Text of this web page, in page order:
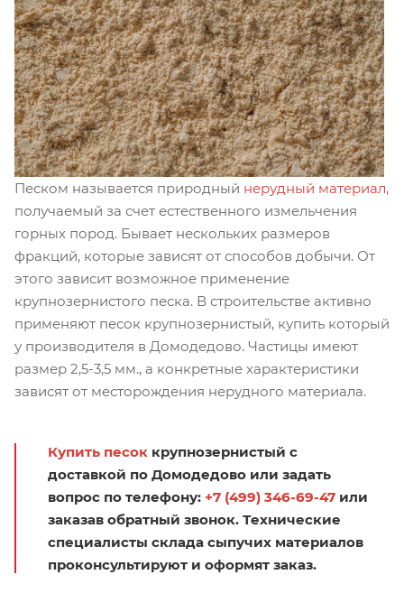
Песком называется природный нерудный материал,
получаемый за счет естественного измельчения
горных пород. Бывает нескольких размеров
фракций, которые зависят от способов добычи. От
этого зависит возможное применение
крупнозернистого песка. В строительстве активно
применяют песок крупнозернистый, купить который
у производителя в Домодедово. Частицы имеют
размер 2,5-3,5 мм., а конкретные характеристики
зависят от месторождения нерудного материала.
Купить песок крупнозернистый с
доставкой по Домодедово или задать
вопрос по телефону: +7 (499) 346-69-47 или
заказав обратный звонок. Технические
специалисты склада сыпучих материалов
проконсультируют и оформят заказ.